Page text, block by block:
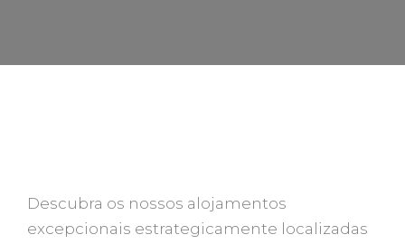
Descubra os nossos alojamentos
excepcionais estrategicamente localizadas